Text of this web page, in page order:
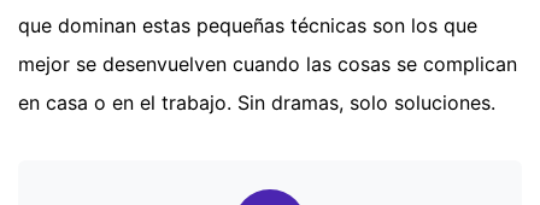
que dominan estas pequeñas técnicas son los que
mejor se desenvuelven cuando las cosas se complican
en casa o en el trabajo. Sin dramas, solo soluciones.